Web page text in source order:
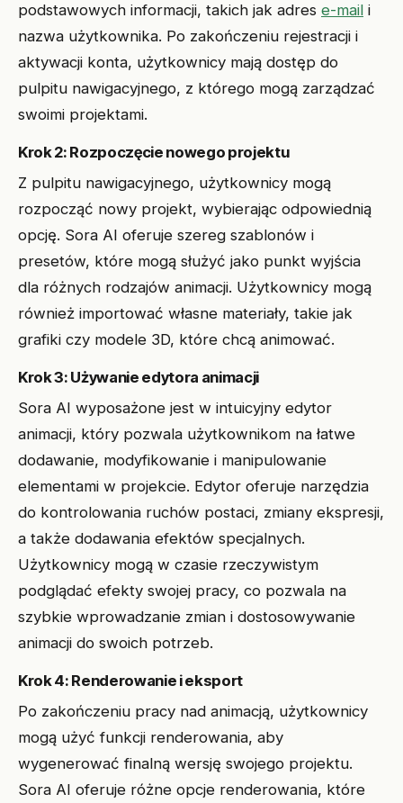
podstawowych informacji, takich jak adres e-mail i
nazwa użytkownika. Po zakończeniu rejestracji i
aktywacji konta, użytkownicy mają dostęp do
pulpitu nawigacyjnego, z którego mogą zarządzać
swoimi projektami.
Krok 2: Rozpoczęcie nowego projektu
Z pulpitu nawigacyjnego, użytkownicy mogą
rozpocząć nowy projekt, wybierając odpowiednią
opcję. Sora AI oferuje szereg szablonów i
presetów, które mogą służyć jako punkt wyjścia
dla różnych rodzajów animacji. Użytkownicy mogą
również importować własne materiały, takie jak
grafiki czy modele 3D, które chcą animować.
Krok 3: Używanie edytora animacji
Sora AI wyposażone jest w intuicyjny edytor
animacji, który pozwala użytkownikom na łatwe
dodawanie, modyfikowanie i manipulowanie
elementami w projekcie. Edytor oferuje narzędzia
do kontrolowania ruchów postaci, zmiany ekspresji,
a także dodawania efektów specjalnych.
Użytkownicy mogą w czasie rzeczywistym
podglądać efekty swojej pracy, co pozwala na
szybkie wprowadzanie zmian i dostosowywanie
animacji do swoich potrzeb.
Krok 4: Renderowanie i eksport
Po zakończeniu pracy nad animacją, użytkownicy
mogą użyć funkcji renderowania, aby
wygenerować finalną wersję swojego projektu.
Sora AI oferuje różne opcje renderowania, które